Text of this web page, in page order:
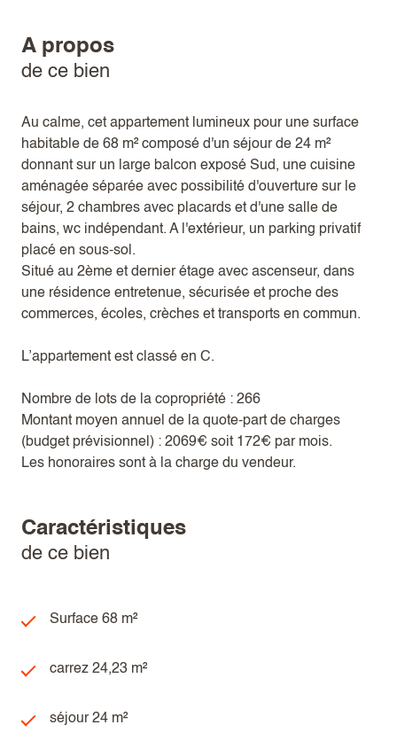
a propos
de ce bien
Au calme, cet appartement lumineux pour une surface
habitable de 68 m² composé d'un séjour de 24 m²
donnant sur un large balcon exposé Sud, une cuisine
aménagée séparée avec possibilité d'ouverture sur le
séjour, 2 chambres avec placards et d'une salle de
bains, wc indépendant. A l'extérieur, un parking privatif
placé en sous-sol.
Situé au 2ème et dernier étage avec ascenseur, dans
une résidence entretenue, sécurisée et proche des
commerces, écoles, crèches et transports en commun.
L’appartement est classé en C.
Nombre de lots de la copropriété : 266
Montant moyen annuel de la quote-part de charges
(budget prévisionnel) : 2069€ soit 172€ par mois.
Les honoraires sont à la charge du vendeur.
caractéristiques
de ce bien
Surface 68 m²
carrez 24,23 m²
séjour 24 m²